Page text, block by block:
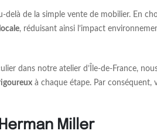
delà de la simple vente de mobilier. En
, réduisant ainsi l’impact
dans notre atelier d’Île-de-France,
à chaque étape. Par conséquent,
Miller